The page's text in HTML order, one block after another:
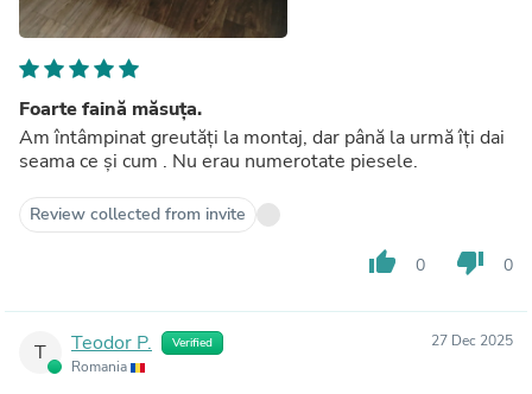
Foarte faină măsuța.
Am întâmpinat greutăți la montaj, dar până la urmă îți dai
seama ce și cum . Nu erau numerotate piesele.
Review collected from invite
thumb_up 0 thumb_down 0
T Teodor P. Verified
Romania
27 Dec 2025